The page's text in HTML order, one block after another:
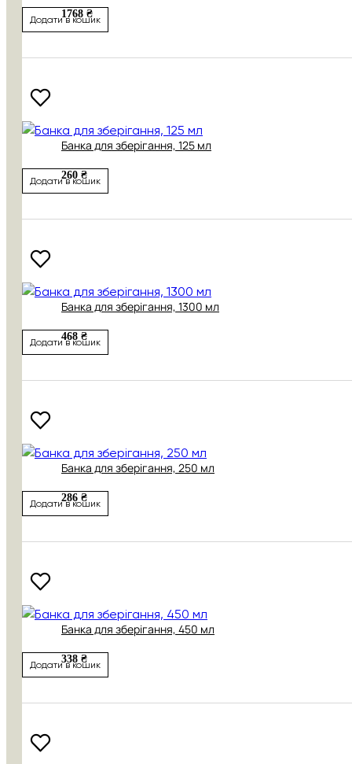
1768 ₴
Додати в кошик
Банка для зберігання, 125 мл
260 ₴
Додати в кошик
Банка для зберігання, 1300 мл
468 ₴
Додати в кошик
Банка для зберігання, 250 мл
286 ₴
Додати в кошик
Банка для зберігання, 450 мл
338 ₴
Додати в кошик